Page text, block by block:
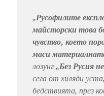
„Русофилите
майсторски това
чувство, което
маси
лозунг „Без Русия
сега от хиляди
бедствията, през